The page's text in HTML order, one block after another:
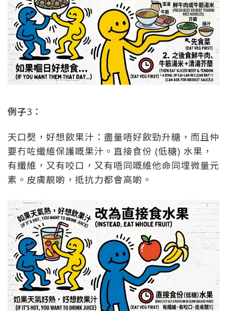
例子3：
天口㷫，好想飲果汁：盡量唔好飲勁升糖，而且仲
要冇咗纖維保護嘅果汁。直接食份 (低糖) 水果，
有纖維，又有咬口，又有唔同嘅維他命同埋微量元
素。皮膚靚啲，抵抗力都會高啲。